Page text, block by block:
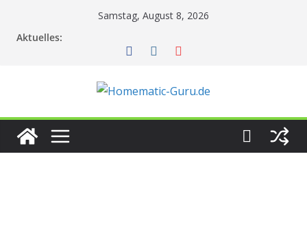
Samstag, August 8, 2026
Aktuelles: